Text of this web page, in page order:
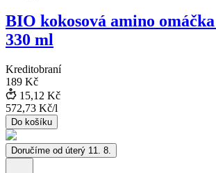
BIO kokosová amino
330 ml
Kreditobraní
189 Kč
15,12 Kč
572,73 Kč/l
Do košíku
Doručíme od úterý 11. 8.